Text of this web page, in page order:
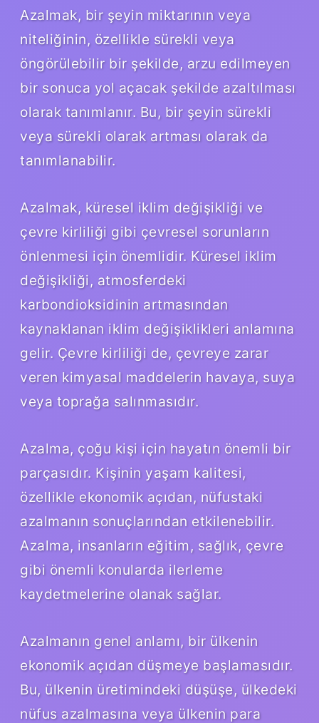
Azalmak, bir şeyin miktarının veya
niteliğinin, özellikle sürekli veya
öngörülebilir bir şekilde, arzu edilmeyen
bir sonuca yol açacak şekilde azaltılması
olarak tanımlanır. Bu, bir şeyin sürekli
veya sürekli olarak artması olarak da
tanımlanabilir.
Azalmak, küresel iklim değişikliği ve
çevre kirliliği gibi çevresel sorunların
önlenmesi için önemlidir. Küresel iklim
değişikliği, atmosferdeki
karbondioksidinin artmasından
kaynaklanan iklim değişiklikleri anlamına
gelir. Çevre kirliliği de, çevreye zarar
veren kimyasal maddelerin havaya, suya
veya toprağa salınmasıdır.
Azalma, çoğu kişi için hayatın önemli bir
parçasıdır. Kişinin yaşam kalitesi,
özellikle ekonomik açıdan, nüfustaki
azalmanın sonuçlarından etkilenebilir.
Azalma, insanların eğitim, sağlık, çevre
gibi önemli konularda ilerleme
kaydetmelerine olanak sağlar.
Azalmanın genel anlamı, bir ülkenin
ekonomik açıdan düşmeye başlamasıdır.
Bu, ülkenin üretimindeki düşüşe, ülkedeki
nüfus azalmasına veya ülkenin para